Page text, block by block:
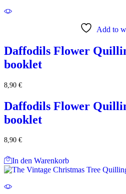
Add to
Daffodils Flower
booklet
8,90 €
Daffodils Flower
booklet
8,90 €
In den Warenkorb